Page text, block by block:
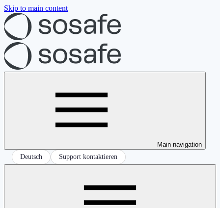
Skip to main content
Main navigation
Deutsch
Support kontaktieren